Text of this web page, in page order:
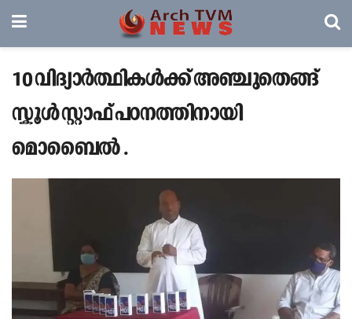
10 വിദ്യാർത്ഥികൾക്ക് അഞ്ചുതെങ്ങ്
സ്കൂൾ സ്റ്റാഫ് പഠനത്തിനായി
മൊബൈൽ .